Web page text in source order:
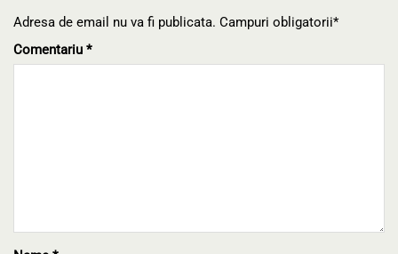
Adresa de email nu va fi publicata. Campuri obligatorii*
Comentariu *